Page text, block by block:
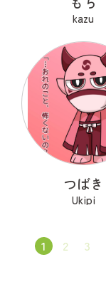
kazu
つばき
Ukipi
1 2 3